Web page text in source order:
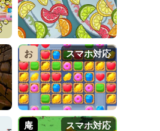
お スマホ対応
庵 スマホ対応